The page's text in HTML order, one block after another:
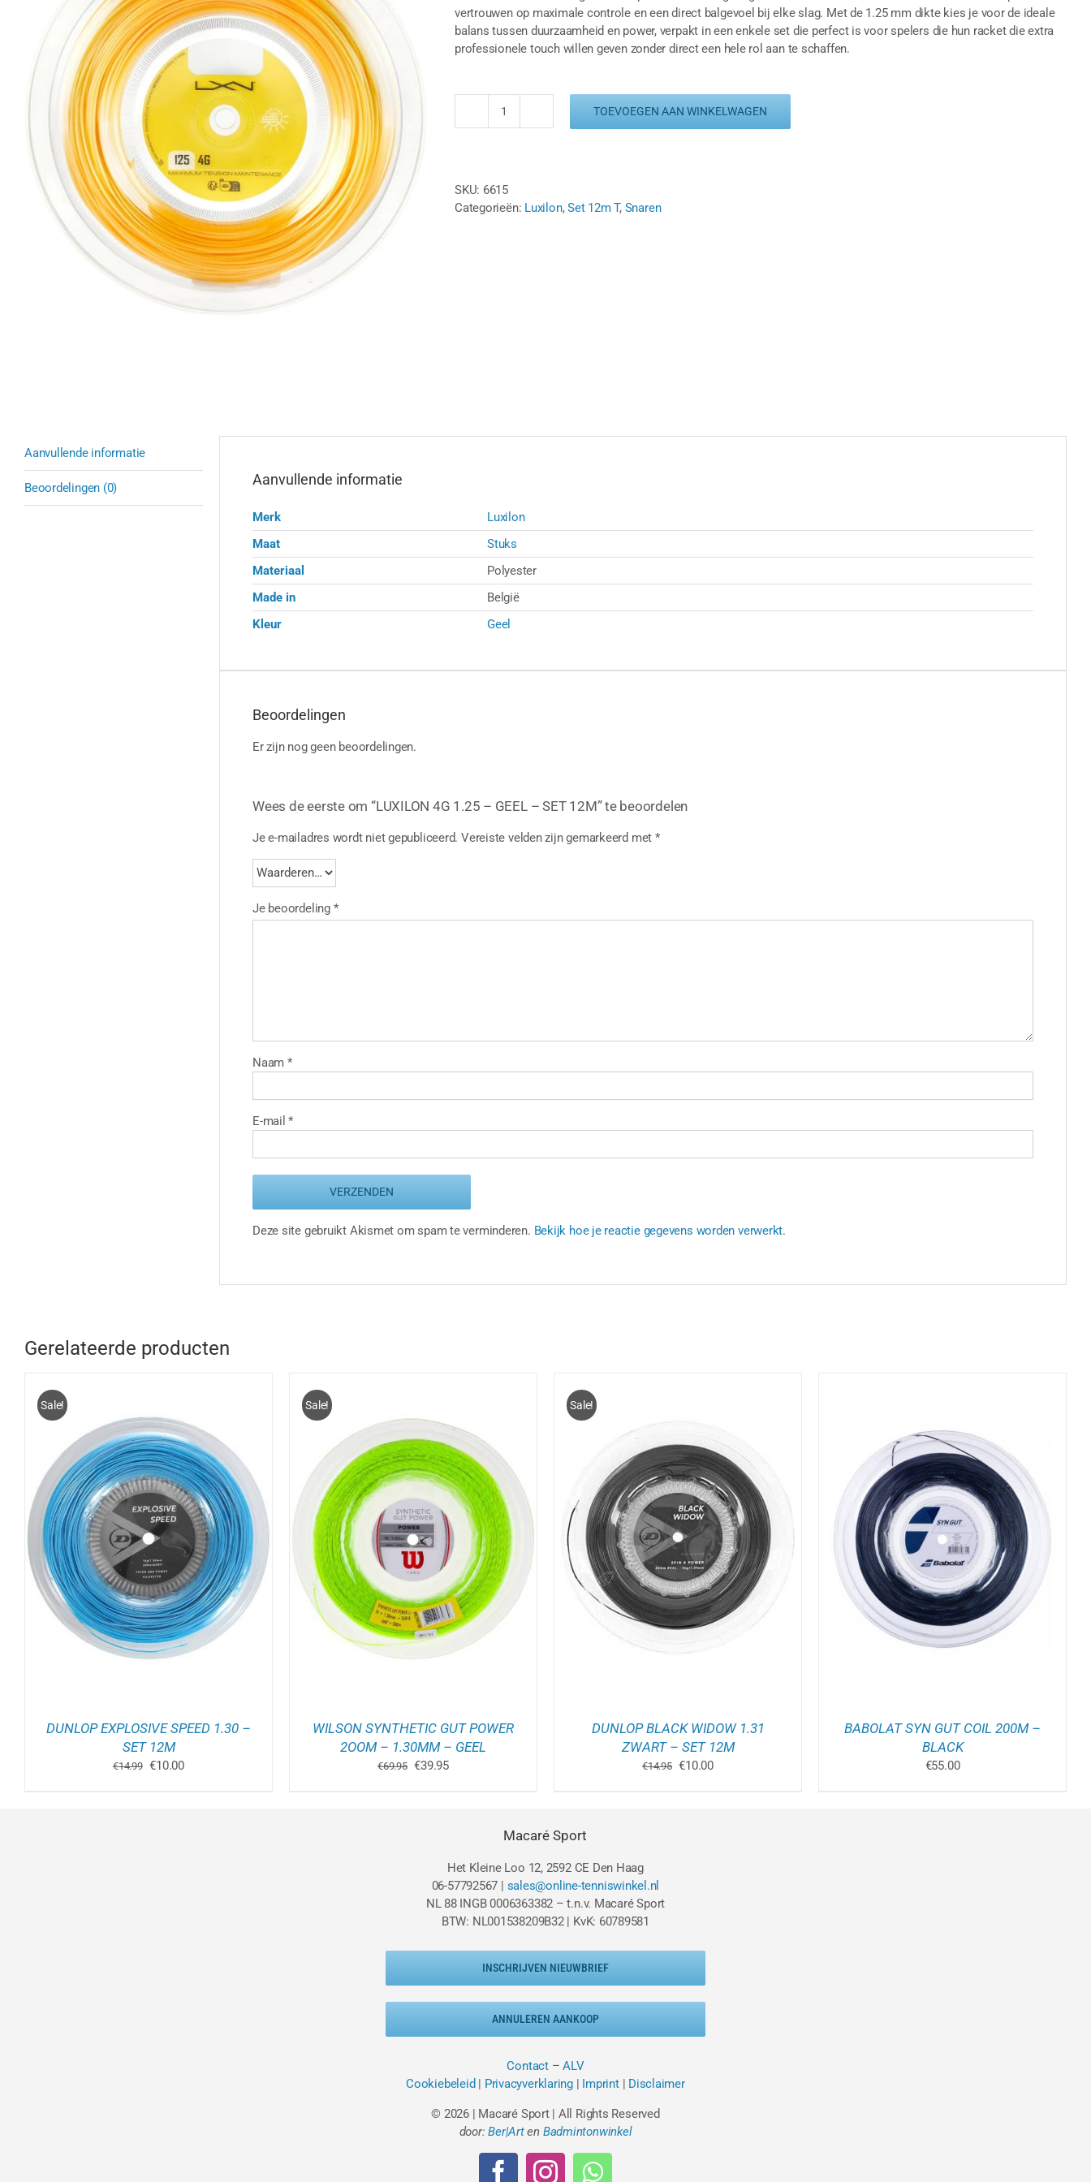
vertrouwen op maximale controle en een direct balgevoel bij elke slag. Met de 1.25 mm dikte kies je voor de ideale
balans tussen duurzaamheid en power, verpakt in een enkele set die perfect is voor spelers die hun racket die extra
professionele touch willen geven zonder direct een hele rol aan te schaffen.
LUXILON
GEEL
-
TOEVOEGEN AAN WINKELWAGEN
SKU: 6615
Categorieën: Luxilon,Set 12m T, Snaren
Aanvullende informatie
Beoordelingen (0) Aanvullende informatie
Merk
Luxilon
Maat
Stuks
Materiaal
Polyester
Made in
België
Kleur
Geel
Beoordelingen
Er zijn nog geen beoordelingen.
Wees de eerste om “LUXILON 4G 1.25 – GEEL – SET 12M” te beoordelen
Je e-mailadres wordt niet gepubliceerd. Vereiste velden zijn gemarkeerd met *
Je beoordeling *
Naam *
E-mail*
Deze site gebruikt Akismet om spam te verminderen. Bekijk hoe je reactie gegevens worden verwerkt.
Gerelateerde producten
Sale!
DUNLOP EXPLOSIVE SPEED 1.30 –
SET 12M
€14.99 Oorspronkelijke
€10.00Huidige
Sale!
TOEVOEGEN AAN WINKELWAGEN
/
DETAILS
WILSON SYNTHETIC GUT POWER
2OOM – 1.30MM – GEEL
€69.95 Oorspronkelijke
€39.95Huidige
Sale!
TOEVOEGEN AAN WINKELWAGEN
DETAILS
DUNLOP BLACK WIDOW 1.31
ZWART – SET 12M
€14.95 Oorspronkelijke
€10.00Huidige
TOEVOEGEN AAN WINKELWAGEN
DETAILS
BABOLAT SYN GUT COIL 200M –
BLACK
€55.00
Macaré Sport
Het Kleine Loo 12, 2592 CE Den Haag
06-57792567 | sales@online-tenniswinkel.nl
NL 88 INGB 0006363382 – t.n.v. Macaré Sport
BTW: NL001538209B32 | KvK: 60789581
INSCHRIJVEN NIEUWBRIEF
ANNULEREN AANKOOP
Contact–ALV
Cookiebeleid | Privacyverklaring| Imprint| Disclaimer
© 2026 | Macaré Sport | All Rights Reserved
door:Ber|Arten Badmintonwinkel